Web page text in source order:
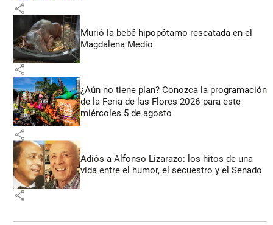
share
Murió la bebé hipopótamo rescatada en el
Magdalena Medio
share
¿Aún no tiene plan? Conozca la programación
de la Feria de las Flores 2026 para este
miércoles 5 de agosto
share
Adiós a Alfonso Lizarazo: los hitos de una
vida entre el humor, el secuestro y el Senado
share